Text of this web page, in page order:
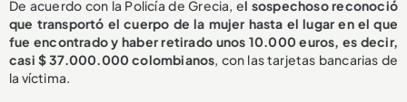
De acuerdo con la Policía de Grecia, el sospechoso reconoció
que transportó el cuerpo de la mujer hasta el lugar en el que
fue encontrado y haber retirado unos 10.000 euros, es decir,
casi $ 37.000.000 colombianos, con las tarjetas bancarias de
la víctima.